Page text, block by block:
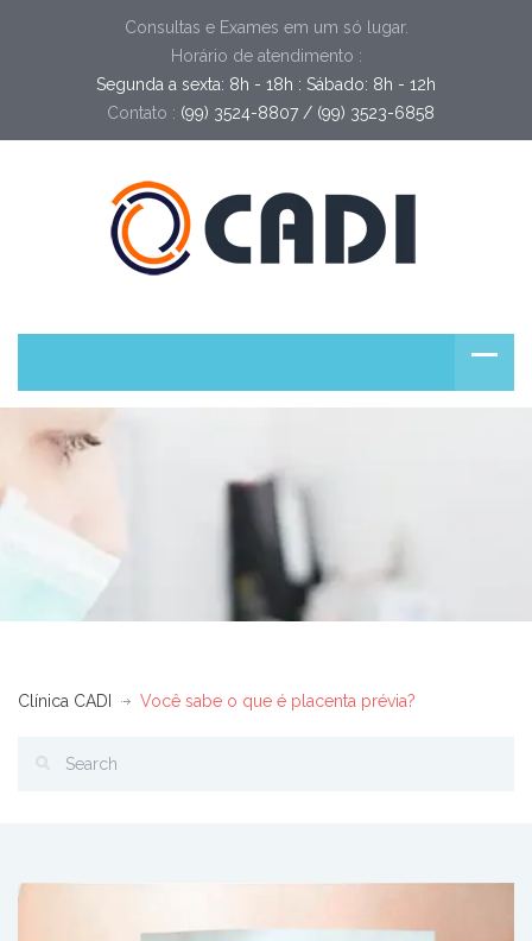
Consultas e Exames em um só lugar.
Horário de atendimento :
Segunda a sexta: 8h - 18h : Sábado: 8h - 12h
Contato : (99) 3524-8807 / (99) 3523-6858
Clínica CADI Você sabe o que é placenta prévia?